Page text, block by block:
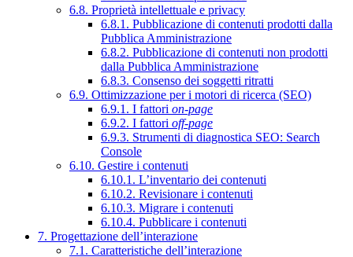
6.8. Proprietà intellettuale e privacy
6.8.1. Pubblicazione di contenuti prodotti dalla
Pubblica Amministrazione
6.8.2. Pubblicazione di contenuti non prodotti
dalla Pubblica Amministrazione
6.8.3. Consenso dei soggetti ritratti
6.9. Ottimizzazione per i motori di ricerca (SEO)
6.9.1. I fattori on-page
6.9.2. I fattori off-page
6.9.3. Strumenti di diagnostica SEO: Search
Console
6.10. Gestire i contenuti
6.10.1. L’inventario dei contenuti
6.10.2. Revisionare i contenuti
6.10.3. Migrare i contenuti
6.10.4. Pubblicare i contenuti
7. Progettazione dell’interazione
7.1. Caratteristiche dell’interazione